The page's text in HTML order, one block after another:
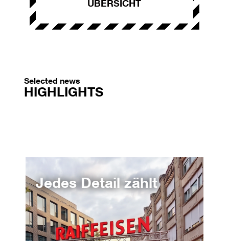
ÜBERSICHT
Selected news
HIGHLIGHTS
Jedes Detail zählt